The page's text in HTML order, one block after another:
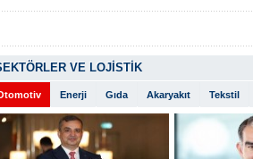
VE LOJİSTİK
Enerji Gıda Akaryakıt Tekstil